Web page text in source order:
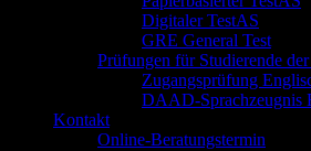
Digitaler TestAS
GRE General Test
Prüfungen für Studierende
Zugangsprüfung
DAAD-Sprachzeugnis
Kontakt
Online-Beratungstermin